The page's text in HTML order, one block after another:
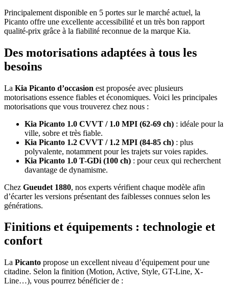
Principalement disponible en 5 portes sur le marché actuel, la
Picanto offre une excellente accessibilité et un très bon rapport
qualité-prix grâce à la fiabilité reconnue de la marque Kia.
Des motorisations adaptées à tous les
besoins
La Kia Picanto d’occasion est proposée avec plusieurs
motorisations essence fiables et économiques. Voici les principales
motorisations que vous trouverez chez nous :
Kia Picanto 1.0 CVVT / 1.0 MPI (62-69 ch) : idéale pour la
ville, sobre et très fiable.
Kia Picanto 1.2 CVVT / 1.2 MPI (84-85 ch) : plus
polyvalente, notamment pour les trajets sur voies rapides.
Kia Picanto 1.0 T-GDi (100 ch) : pour ceux qui recherchent
davantage de dynamisme.
Chez Gueudet 1880, nos experts vérifient chaque modèle afin
d’écarter les versions présentant des faiblesses connues selon les
générations.
Finitions et équipements : technologie et
confort
La Picanto propose un excellent niveau d’équipement pour une
citadine. Selon la finition (Motion, Active, Style, GT-Line, X-
Line…), vous pourrez bénéficier de :